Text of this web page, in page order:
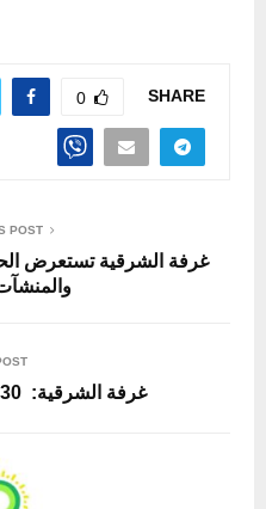
SHARE
0
POST
غرفة الشرقية تستعرض
غرفة الشرقية: 130 وظيفة بقطاع التقنية